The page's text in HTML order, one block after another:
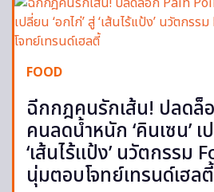
FOOD
ฉีกกฎคนรักเส้น! ปลดล็
คนลดน้ำหนัก ‘คินเซน’ เ
‘เส้นไร้แป้ง’ นวัตกรรม
นุ่มตอบโจทย์เทรนด์เฮลตี้